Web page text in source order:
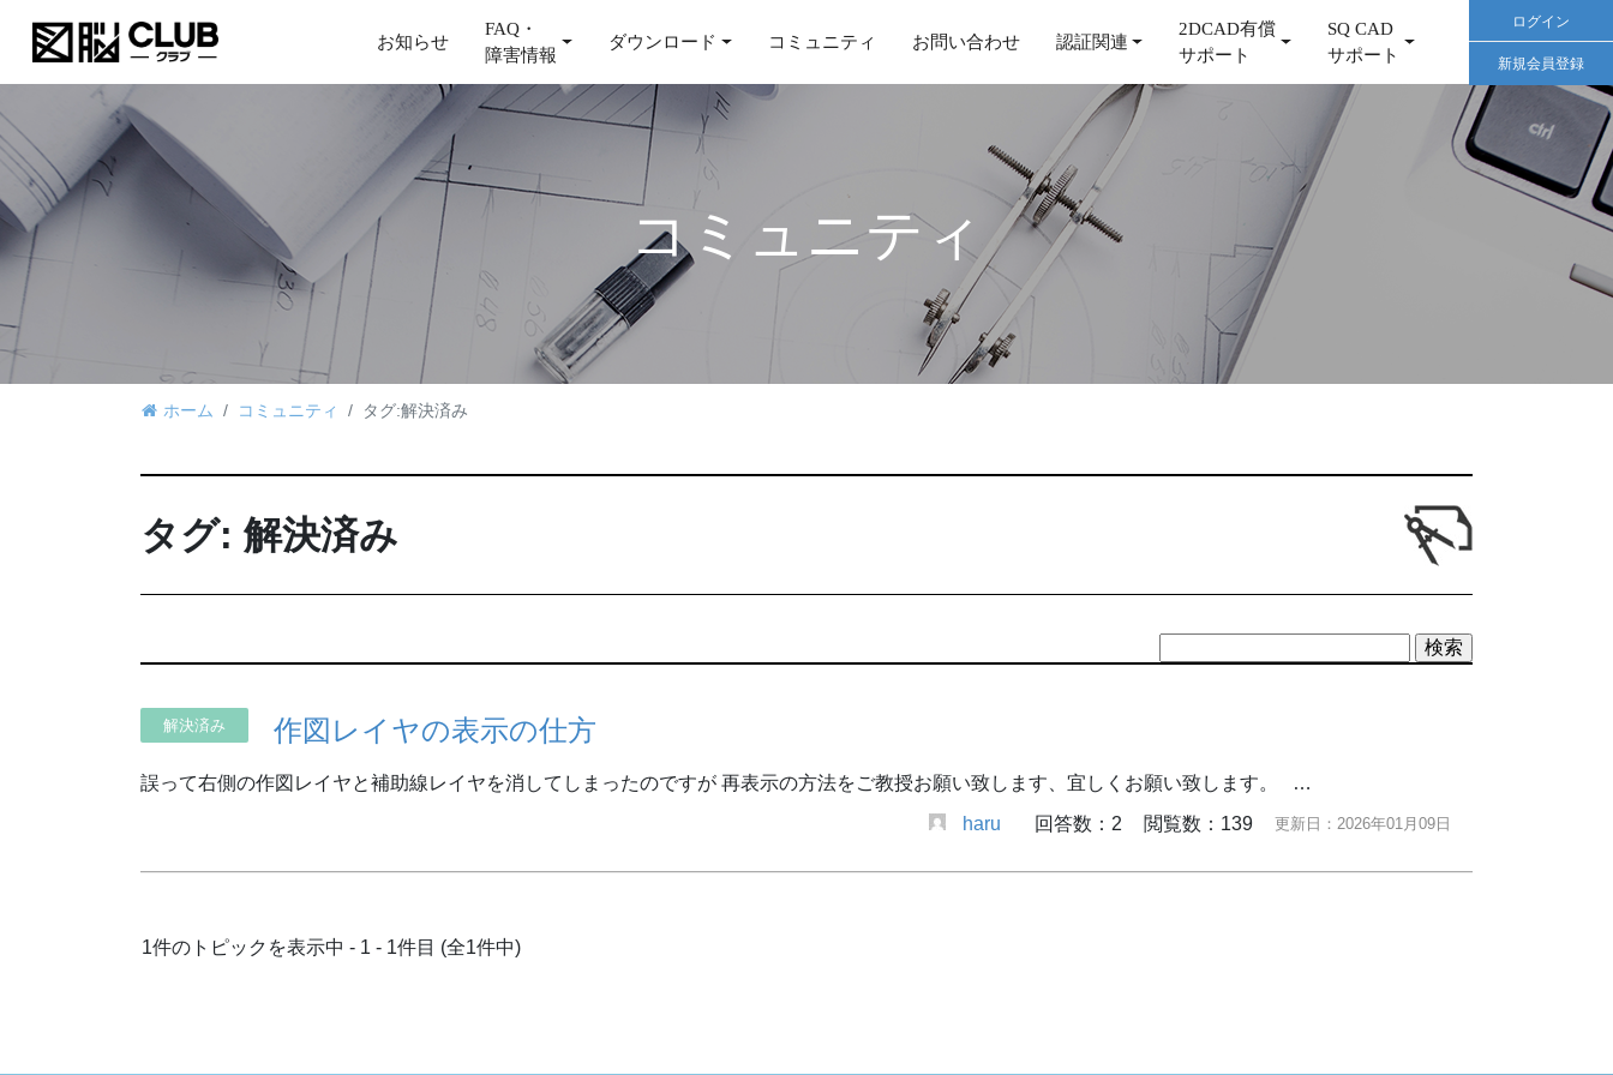
お知らせ
FAQ・
障害情報
ダウンロード コミュニティ お問い合わせ 認証関連
2DCAD有償
サポート
SQ CAD
サポート
ログイン
新規会員登録
コミュニティ
ホーム コミュニティ タグ:解決済み
タグ: 解決済み
解決済み 作図レイヤの表示の仕方
誤って右側の作図レイヤと補助線レイヤを消してしまったのですが 再表示の方法をご教授お願い致します、宜しくお願い致します。 …
haru
回答数：2 閲覧数：139 更新日：2026年01月09日
1件のトピックを表示中 - 1 - 1件目 (全1件中)